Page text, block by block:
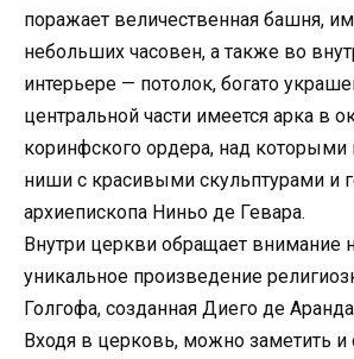
поражает величественная башня,
небольших часовен, а также во
интерьере — потолок, богато
центральной части имеется арка в
коринфского ордера, над которыми
ниши с красивыми скульптурами и
архиепископа Ниньо де Гевара.
Внутри церкви обращает внимание
уникальное произведение
Голгофа, созданная Диего де
Входя в церковь, можно заметить и